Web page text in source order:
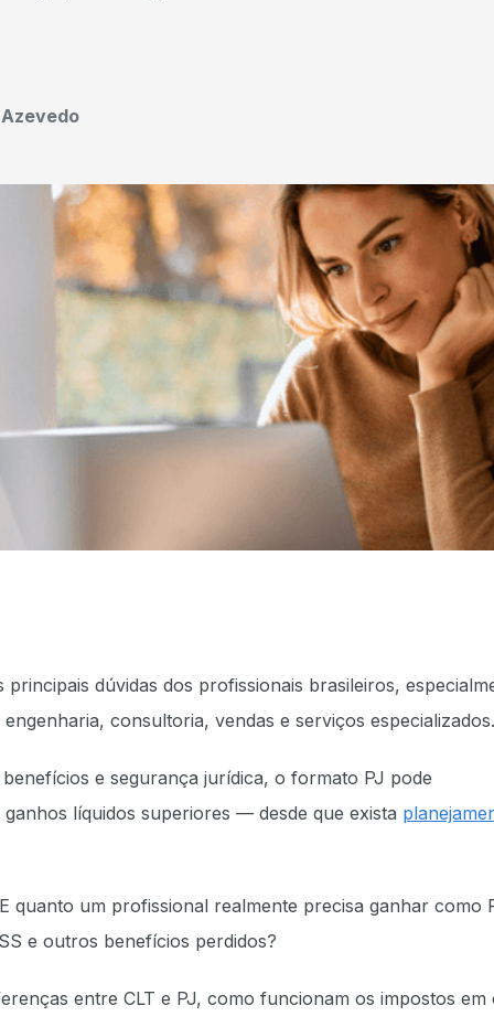
dúvidas dos profissionais brasileiros,
consultoria, vendas e serviços especializados.
e segurança jurídica, o formato PJ pode
líquidos superiores — desde que exista
quanto um profissional realmente precisa ganhar como
e outros benefícios perdidos?
entre CLT e PJ, como funcionam os impostos em